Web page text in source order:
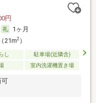
円
1ヶ月
21m2）
し
駐車場(近隣含)
室内洗濯機置き場
可